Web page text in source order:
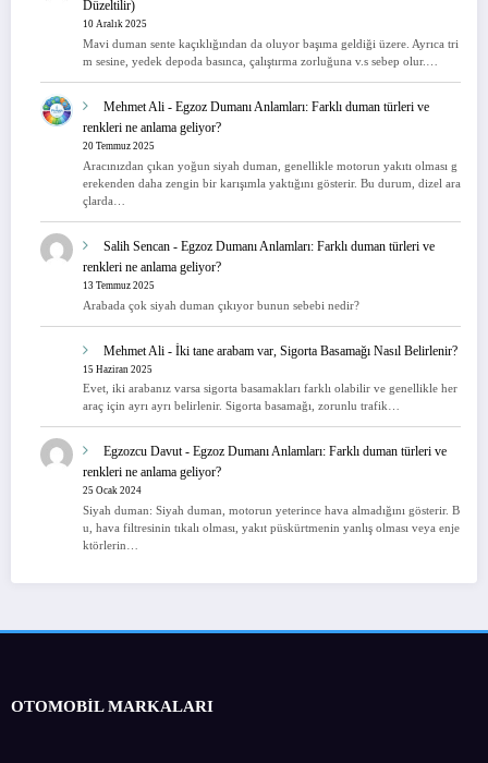
Düzeltilir)
10 Aralık 2025
Mavi duman sente kaçıklığından da oluyor başıma geldiği üzere. Ayrıca tri
m sesine, yedek depoda basınca, çalıştırma zorluğuna v.s sebep olur.…
Mehmet Ali - Egzoz Dumanı Anlamları: Farklı duman türleri ve
renkleri ne anlama geliyor?
20 Temmuz 2025
Aracınızdan çıkan yoğun siyah duman, genellikle motorun yakıtı olması g
erekenden daha zengin bir karışımla yaktığını gösterir. Bu durum, dizel ara
çlarda…
Salih Sencan - Egzoz Dumanı Anlamları: Farklı duman türleri ve
renkleri ne anlama geliyor?
13 Temmuz 2025
Arabada çok siyah duman çıkıyor bunun sebebi nedir?
Mehmet Ali - İki tane arabam var, Sigorta Basamağı Nasıl Belirlenir?
15 Haziran 2025
Evet, iki arabanız varsa sigorta basamakları farklı olabilir ve genellikle her
araç için ayrı ayrı belirlenir. Sigorta basamağı, zorunlu trafik…
Egzozcu Davut- Egzoz Dumanı Anlamları: Farklı duman türleri ve
renkleri ne anlama geliyor?
25 Ocak 2024
Siyah duman: Siyah duman, motorun yeterince hava almadığını gösterir. B
u, hava filtresinin tıkalı olması, yakıt püskürtmenin yanlış olması veya enje
ktörlerin…
OTOMOBİL MARKALARI